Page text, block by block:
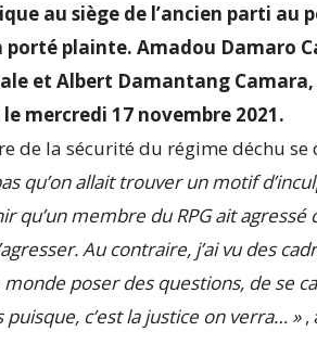
au siège de l’ancien parti au
porté plainte. Amadou Damaro
et Albert Damantang
mercredi 17 novembre 2021.
de la sécurité du régime déchu se
qu’on allait trouver un motif
qu’un membre du RPG ait agressé
Au contraire, j’ai vu des
poser des questions, de se
c’est la justice on verra… »,